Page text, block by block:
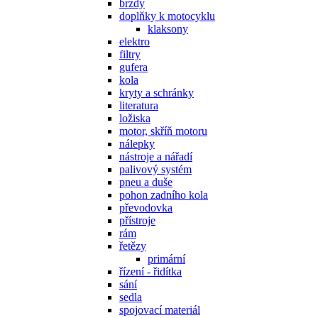
brzdy
doplňky k motocyklu
klaksony
elektro
filtry
gufera
kola
kryty a schránky
literatura
ložiska
motor, skříň motoru
nálepky
nástroje a nářadí
palivový systém
pneu a duše
pohon zadního kola
převodovka
přístroje
rám
řetězy
primární
řízení - řidítka
sání
sedla
spojovací materiál